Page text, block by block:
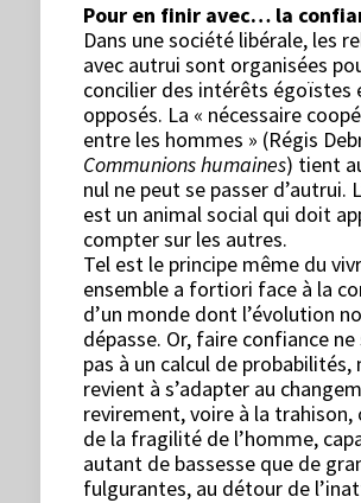
Pour en finir avec… la
Dans une société libérale, les
avec autrui sont organisées
concilier des intérêts égoïstes
opposés. La « nécessaire
entre les hommes » (Régis
Communions humaines) tient
nul ne peut se passer d’autrui.
est un animal social qui doit
compter sur les autres.
Tel est le principe même du
ensemble a fortiori face à la
d’un monde dont l’évolution
dépasse. Or, faire confiance
pas à un calcul de probabilités,
revient à s’adapter au
revirement, voire à la trahison,
de la fragilité de l’homme,
autant de bassesse que de
fulgurantes, au détour de